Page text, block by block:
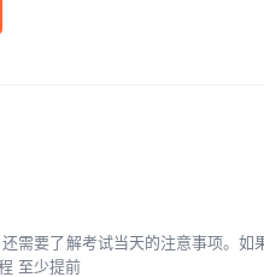
需要了解考试当天的注意事项。
至少提前